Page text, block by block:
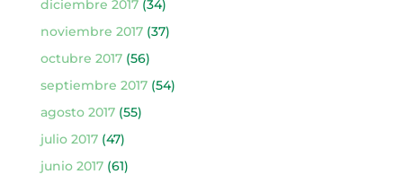
diciembre 2017(34)
noviembre 2017(37)
octubre 2017(56)
septiembre 2017(54)
agosto 2017(55)
julio 2017(47)
junio 2017(61)